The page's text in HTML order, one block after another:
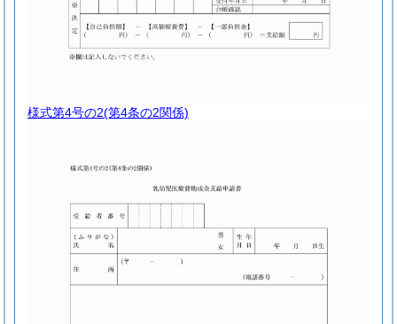
様式第4号の2(第4条の2関係)